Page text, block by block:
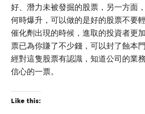
好、潛力未被發掘的股票，另一方面
何時爆升，可以做的是好的股票不要
催化劑出現的時候，進取的投資者更
票已為你賺了不少錢，可以封了蝕本
經對這隻股票有認識，知道公司的業
信心的一票。
Like this: